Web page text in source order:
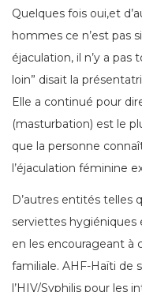
Quelques fois oui,et
hommes ce n’est pas
éjaculation, il n’y a
loin” disait la
Elle a continué pour
(masturbation) est le
que la personne
l’éjaculation féminine
D’autres entités telles
serviettes hygiéniques
en les encourageant à
familiale. AHF-Haïti de
l’HIV/Syphilis pour les